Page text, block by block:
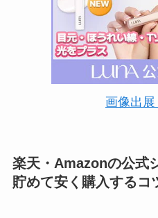
画像出
楽天・Amazonの公式
貯めて安く購入するコ